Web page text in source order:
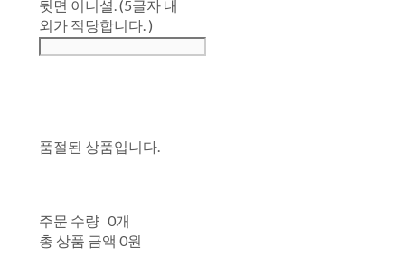
뒷면 이니셜. (5글자 내
외가 적당합니다. )
품절된 상품입니다.
주문 수량 0개
총 상품 금액 0원